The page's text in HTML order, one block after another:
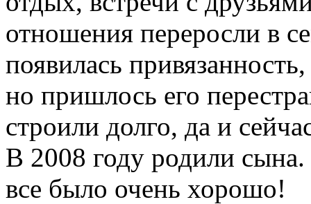
отношения переросли в
появилась
но пришлось его
строили долго, да и
В 2008 году родили
все было очень хорошо!